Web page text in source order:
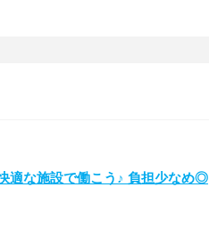
適な施設で働こう♪ 負担少なめ◎